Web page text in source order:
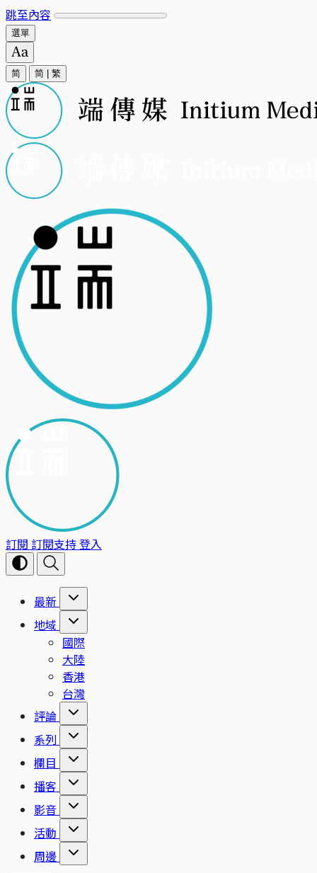
跳至內容
選單
简 简 繁
訂閱 訂閱支持登入
最新
地域
國際
大陸
香港
台灣
評論
系列
欄目
播客
影音
活動
周邊